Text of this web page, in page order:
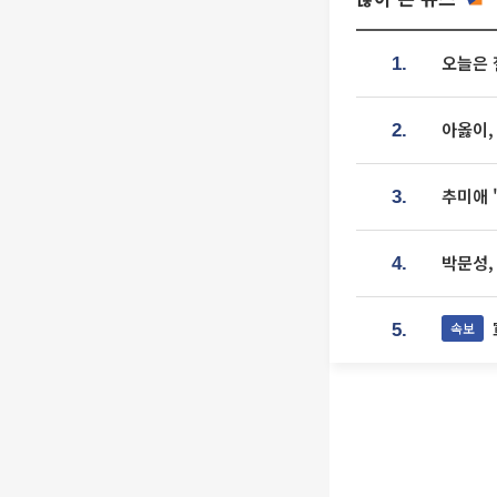
1. 오늘은
2. 아옳이
3. 추미애
4. 박문성
5. 속보